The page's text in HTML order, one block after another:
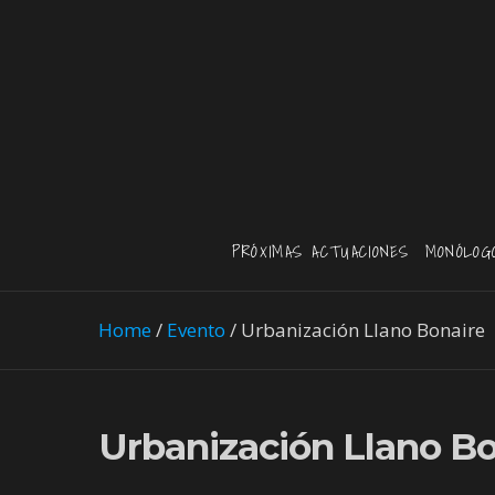
PRÓXIMAS ACTUACIONES
Home/ Evento / Urbanización Llano Bonaire
Urbanización Llano